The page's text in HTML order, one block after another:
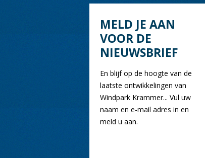
MELD JE AAN
VOOR DE
NIEUWSBRIEF
En blijf op de hoogte van de
laatste ontwikkelingen van
Windpark Krammer... Vul uw
naam en e-mail adres in en
meld u aan.